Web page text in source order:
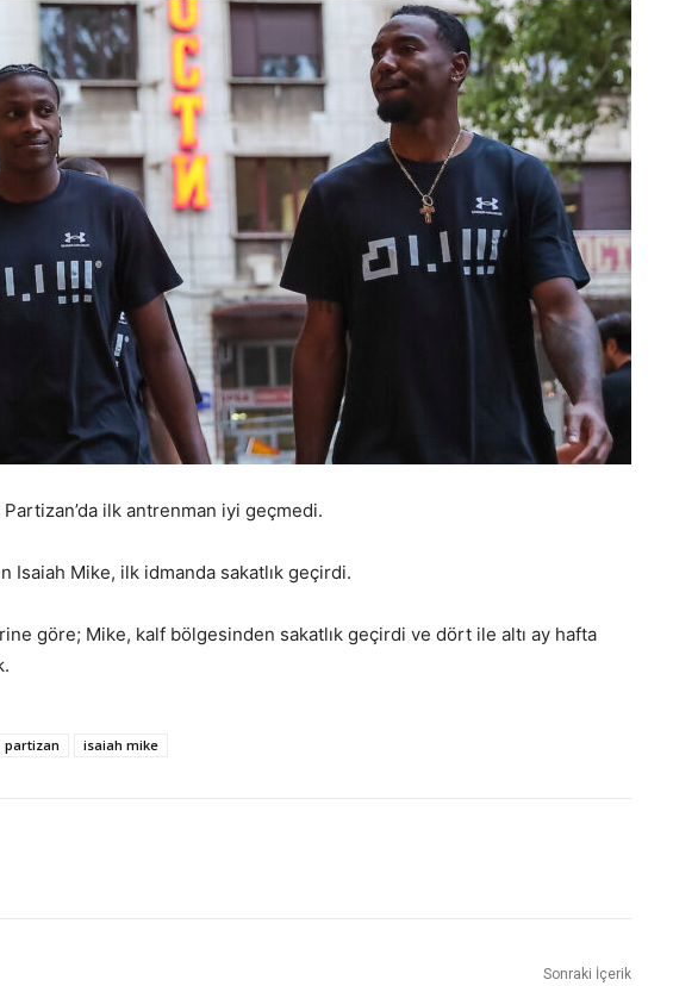
ilk antrenman iyi geçmedi.
Isaiah Mike, ilk idmanda sakatlık geçirdi.
göre; Mike, kalf bölgesinden sakatlık geçirdi ve dört ile altı ay hafta
partizan isaiah mike
Sonraki İçerik